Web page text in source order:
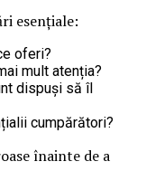
esențiale:
oferi?
mult atenția?
dispuși să îl
cumpărători?
înainte de a